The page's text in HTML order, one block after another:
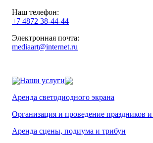
Наш телефон:
+7 4872 38-44-44
Электронная почта:
mediaart@internet.ru
Наши услуги
Аренда светодиодного экрана
Организация и проведение праздников
Аренда сцены, подиума и трибун